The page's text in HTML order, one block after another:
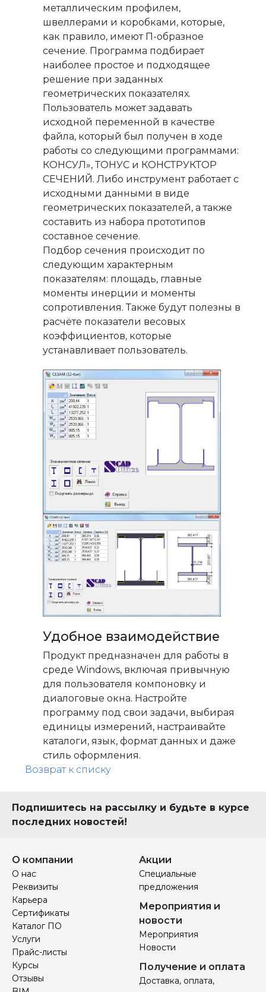
металлическим профилем,
швеллерами и коробками, которые,
как правило, имеют П-образное
сечение. Программа подбирает
наиболее простое и подходящее
решение при заданных
геометрических показателях.
Пользователь может задавать
исходной переменной в качестве
файла, который был получен в ходе
работы со следующими программами:
КОНСУЛ», ТОНУС и КОНСТРУКТОР
СЕЧЕНИЙ. Либо инструмент работает с
исходными данными в виде
геометрических показателей, а также
составить из набора прототипов
составное сечение.
Подбор сечения происходит по
следующим характерным
показателям: площадь, главные
моменты инерции и моменты
сопротивления. Также будут полезны в
расчёте показатели весовых
коэффициентов, которые
устанавливает пользователь.
Удобное взаимодействие
Продукт предназначен для работы в
среде Windows, включая привычную
для пользователя компоновку и
диалоговые окна. Настройте
программу под свои задачи, выбирая
единицы измерений, настраивайте
каталоги, язык, формат данных и даже
стиль оформления.
Возврат к списку
Подпишитесь на рассылку и будьте в курсе
последних новостей!
О компании
О нас
Реквизиты
Карьера
Сертификаты
Каталог ПО
Услуги
Прайс-листы
Курсы
Отзывы
Акции
Специальные
предложения
Мероприятия и
новости
Мероприятия
Новости
Получение и оплата
Доставка, оплата,